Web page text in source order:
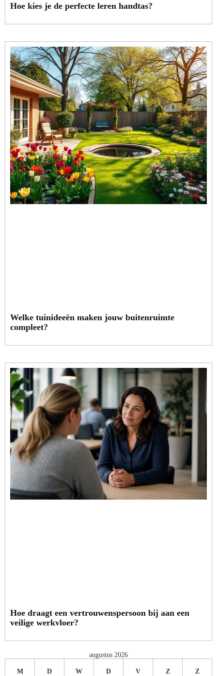
Hoe kies je de perfecte leren handtas?
Welke tuinideeën maken jouw buitenruimte
compleet?
Hoe draagt een vertrouwenspersoon bij aan een
veilige werkvloer?
augustus 2026
M D W D V Z Z